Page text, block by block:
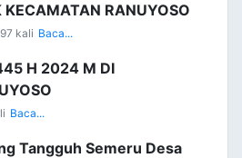
KECAMATAN RANUYOSO
kali Baca...
H 2024 M DI
Baca...
Tangguh Semeru Desa